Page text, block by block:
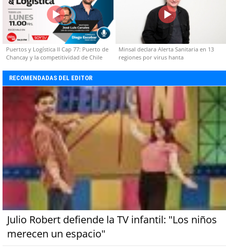
Puertos y Logística II Cap 77: Puerto de
Chancay y la competitividad de Chile
Minsal declara Alerta Sanitaria en 13
regiones por virus hanta
RECOMENDADAS DEL EDITOR
Julio Robert defiende la TV infantil: "Los niños
merecen un espacio"